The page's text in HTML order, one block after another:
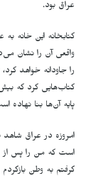
عراق بود.
کتابخانه این خانه
واقعی آن را نشان
را جاودانه خواهد
پایه آن‌ها بنا نهاده
امروزه در عراق
است که من را پس
گرفتم به وطن بازگردم